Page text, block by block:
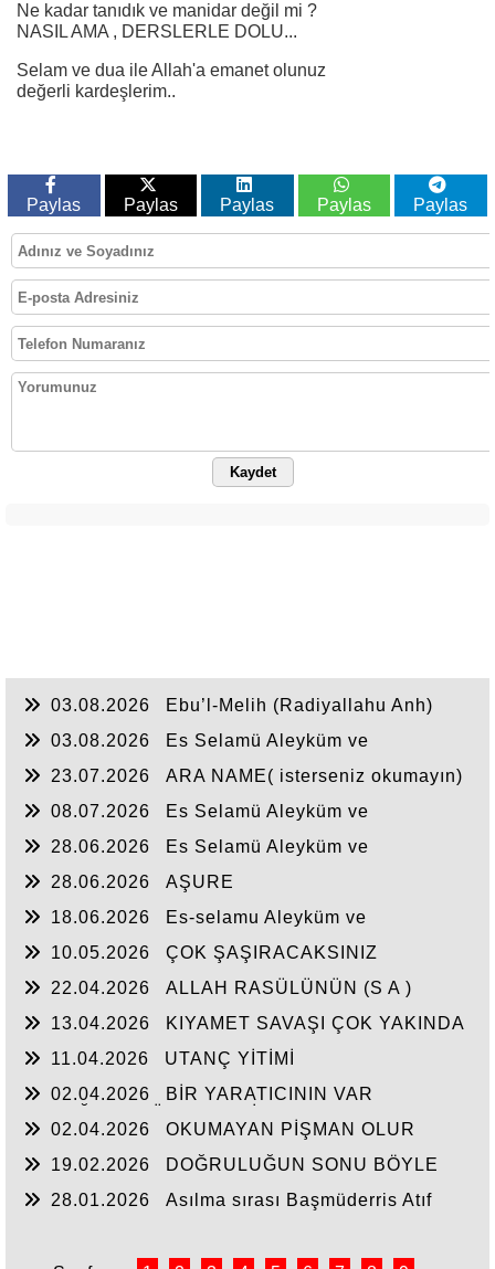
Ne kadar tanıdık ve manidar değil mi ?
NASIL AMA , DERSLERLE DOLU...
Selam ve dua ile Allah'a emanet olunuz
değerli kardeşlerim..
Paylas Paylas Paylas Paylas Paylas
Kaydet
03.08.2026
Ebu’l-Melih (Radiyallahu Anh)
03.08.2026
Es Selamü Aleyküm ve
23.07.2026
ARA NAME( isterseniz okumayın)
08.07.2026
Es Selamü Aleyküm ve
28.06.2026
Es Selamü Aleyküm ve
28.06.2026
AŞURE
18.06.2026
Es-selamu Aleyküm ve
10.05.2026
ÇOK ŞAŞIRACAKSINIZ
22.04.2026
ALLAH RASÜLÜNÜN (S A )
13.04.2026
KIYAMET SAVAŞI ÇOK YAKINDA
11.04.2026
UTANÇ YİTİMİ
02.04.2026
BİR YARATICININ VAR
02.04.2026
OKUMAYAN PİŞMAN OLUR
19.02.2026
DOĞRULUĞUN SONU BÖYLE
28.01.2026
Asılma sırası Başmüderris Atıf